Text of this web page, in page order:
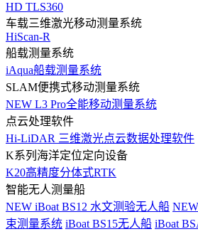
HD TLS360
车载三维激光移动测量系统
HiScan-R
船载测量系统
iAqua船载测量系统
SLAM便携式移动测量系统
NEW L3 Pro全能移动测量系统
点云处理软件
Hi-LiDAR 三维激光点云数据处理软件
K系列海洋定位定向设备
K20高精度分体式RTK
智能无人测量船
NEW iBoat BS12 水文测验无人船 NEW
束测量系统 iBoat BS15无人船 iBoat